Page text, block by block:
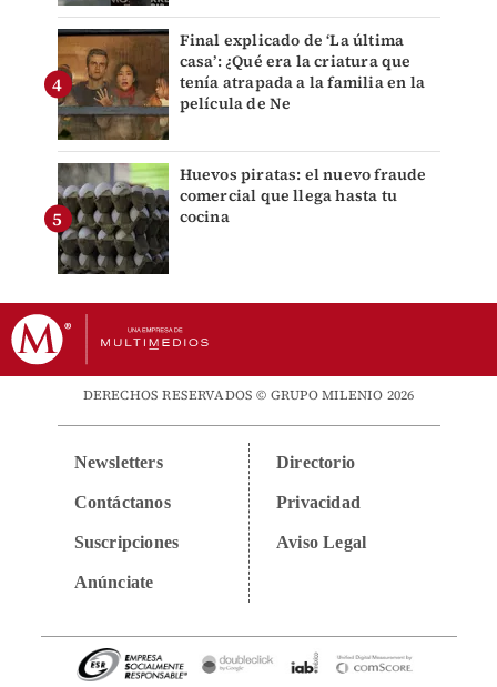
Final explicado de ‘La última
casa’: ¿Qué era la criatura que
tenía atrapada a la familia en la
película de Ne
Huevos piratas: el nuevo fraude
comercial que llega hasta tu
cocina
DERECHOS RESERVADOS © GRUPO MILENIO 2026
Newsletters
Contáctanos
Suscripciones
Anúnciate
Directorio
Privacidad
Aviso Legal